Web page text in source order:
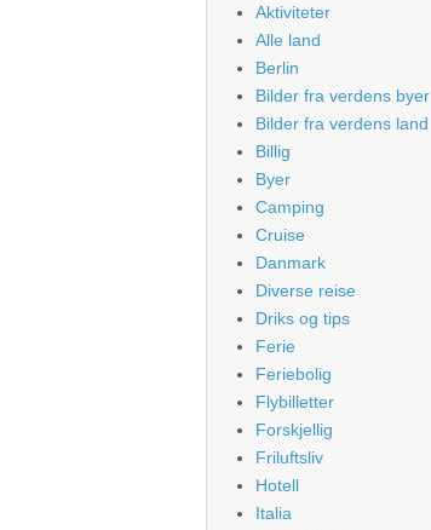
Aktiviteter
Alle land
Berlin
Bilder fra verdens byer
Bilder fra verdens land
Billig
Byer
Camping
Cruise
Danmark
Diverse reise
Driks og tips
Ferie
Feriebolig
Flybilletter
Forskjellig
Friluftsliv
Hotell
Italia